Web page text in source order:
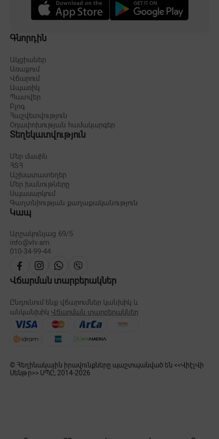
Գնորդին
Ակցիաներ
Առաքում
Վճարում
Ապառիկ
Պատվեր
Բլոգ
Հաշվետվություն
Օդափոխության համակարգեր
Տեղեկատվություն
Մեր մասին
ՀՏՀ
Աշխատատեղեր
Մեր խանութները
Սպասարկում
Գաղտնիության քաղաքականություն
Կապ
Արշակունյաց 69/5
info@vlv.am
010-34-99-44
Վճարման տարբերակներ
Ընդունում ենք վճարումներ կանխիկ և
անկանխիկ Վճարման տարբերակներ
© Հեղինակային իրավունքները պաշտպանված են <<ՎիէլՎի
Սենթր>> ՍՊԸ, 2014-2026